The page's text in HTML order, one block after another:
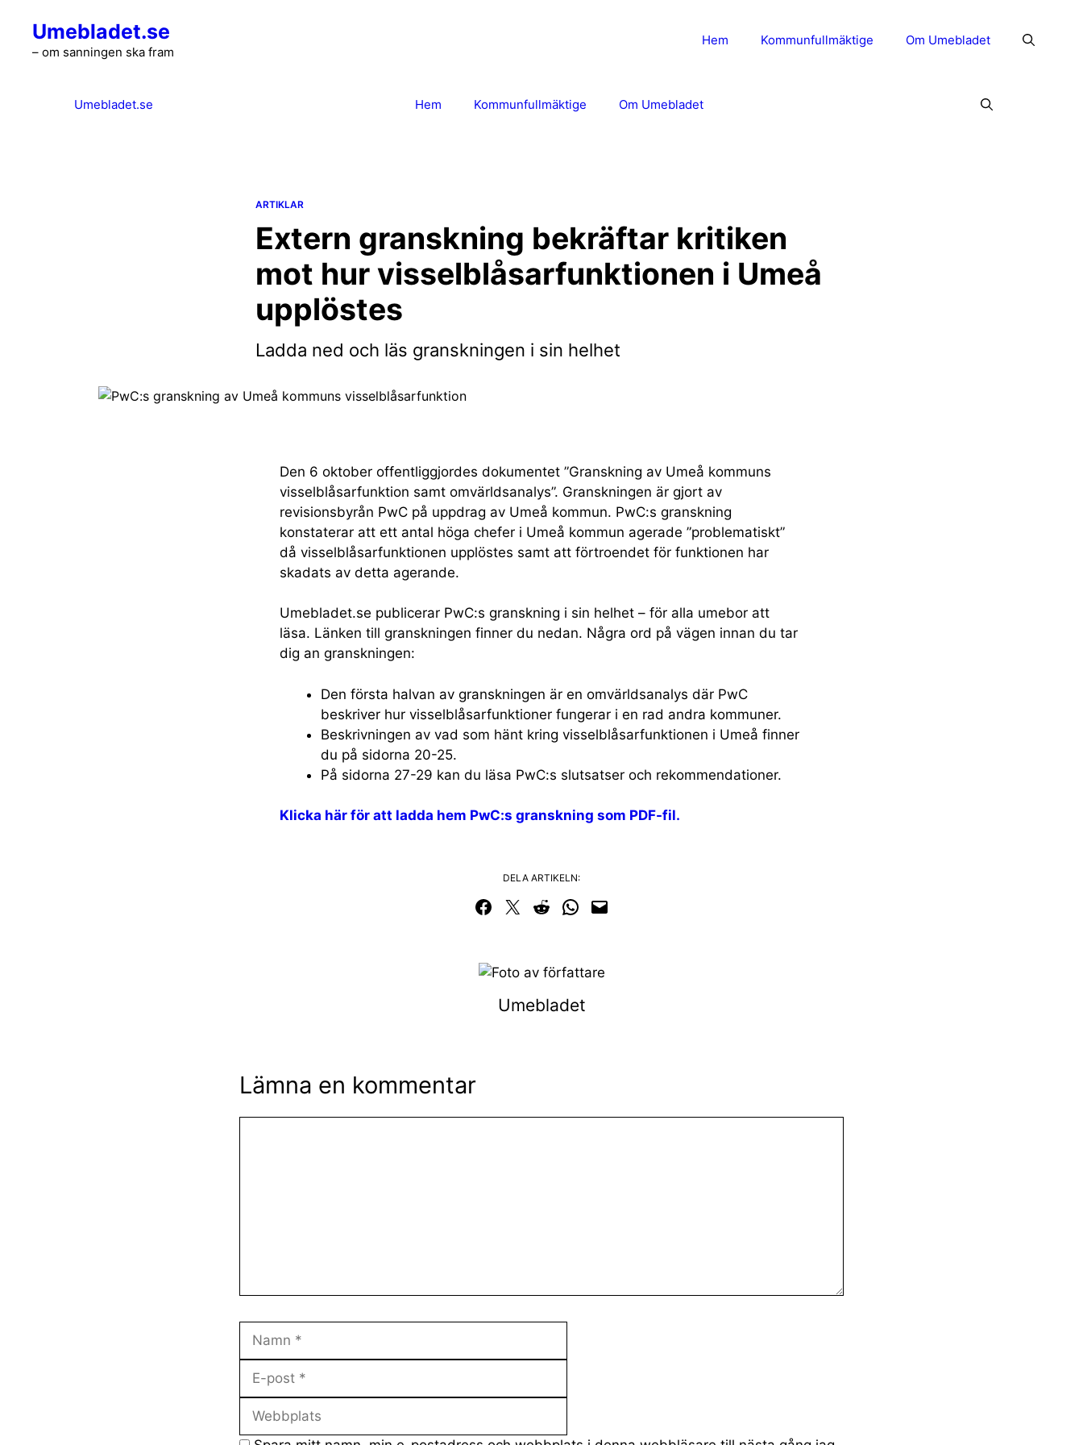
innehåll
Umebladet.se
– om sanningen ska fram
Hem Kommunfullmäktige Om Umebladet
Umebladet.se Hem Kommunfullmäktige Om Umebladet
ARTIKLAR
Extern granskning bekräftar kritiken
mot hur visselblåsarfunktionen i Umeå
upplöstes
Ladda ned och läs granskningen i sin helhet
Den 6 oktober offentliggjordes dokumentet ”Granskning av Umeå kommuns
visselblåsarfunktion samt omvärldsanalys”. Granskningen är gjort av
revisionsbyrån PwC på uppdrag av Umeå kommun. PwC:s granskning
konstaterar att ett antal höga chefer i Umeå kommun agerade ”problematiskt”
då visselblåsarfunktionen upplöstes samt att förtroendet för funktionen har
skadats av detta agerande.
Umebladet.se publicerar PwC:s granskning i sin helhet – för alla umebor att
läsa. Länken till granskningen finner du nedan. Några ord på vägen innan du tar
dig an granskningen:
Den första halvan av granskningen är en omvärldsanalys där PwC
beskriver hur visselblåsarfunktioner fungerar i en rad andra kommuner.
Beskrivningen av vad som hänt kring visselblåsarfunktionen i Umeå finner
du på sidorna 20-25.
På sidorna 27-29 kan du läsa PwC:s slutsatser och rekommendationer.
Klicka här för att ladda hem PwC:s granskning som PDF-fil.
DELA ARTIKELN:
Dela på Facebook
Dela på Twitter
Dela på RedditDela i WhatsApp
Maila en länk
Umebladet
Lämna en kommentar
Namn